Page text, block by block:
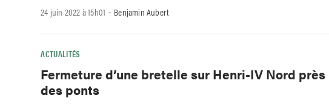
24 juin 2022 à 15h01 - Benjamin Aubert
ACTUALITÉS
Fermeture d’une bretelle sur Henri-IV Nord près
des ponts